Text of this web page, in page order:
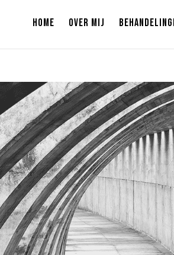
HOME OVER MIJ